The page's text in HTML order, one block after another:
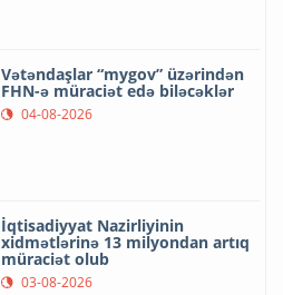
Vətəndaşlar “mygov” üzərindən
FHN-ə müraciət edə biləcəklər
04-08-2026
İqtisadiyyat Nazirliyinin
xidmətlərinə 13 milyondan artıq
müraciət olub
03-08-2026